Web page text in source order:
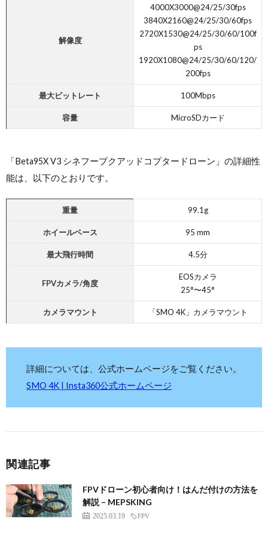
解像度
4000X3000@24/25/30fps
3840X2160@24/25/30/60fps
2720X1530@24/25/30/60/100f
ps
1920X1080@24/25/30/60/120/
200fps
最大ビットレート 100Mbps
容量 MicroSDカード
「Beta95X V3 シネフープクアッドコプタードローン」の詳細性
能は、以下のとおりです。
重量 99.1g
ホイールベース 95 mm
最大飛行時間 4.5分
FPVカメラ/角度
EOSカメラ
25°〜45°
カメラマウント 「SMO 4K」カメラマウント
詳細については、公式ホームページをご覧ください。
SMO 4K | Insta360公式ホームページ
関連記事
FPVドローン初心者向け！はんだ付けの方法を
解説 – MEPSKING
2025.03.19 FPV